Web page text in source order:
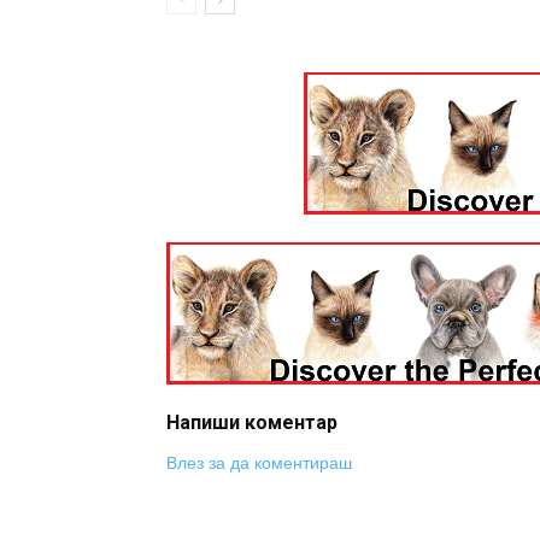
Напиши коментар
Влез за да коментираш